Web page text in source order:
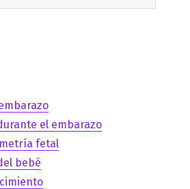
el embarazo
fetal
bebé